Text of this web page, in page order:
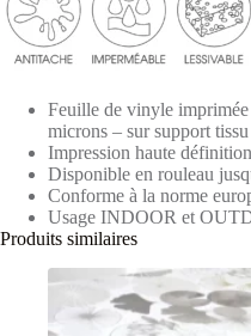
Feuille de vinyle
microns – sur support
Impression haute définition
Disponible en rouleau
Conforme à la norme
Usage INDOOR et
Produits similaires